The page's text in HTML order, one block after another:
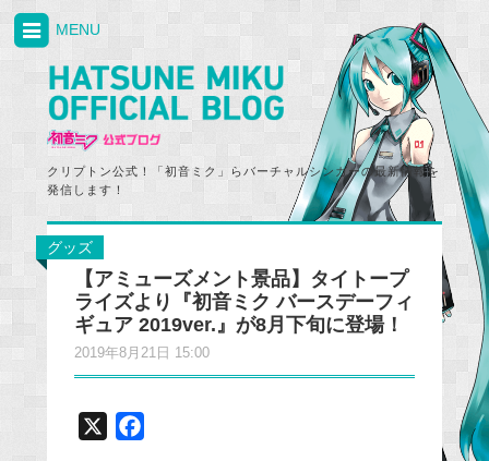
クリプトン公式！「初音ミク」らバーチャルシンガーの最新情報を
発信します！
MENU
グッズ
【アミューズメント景品】タイトープ
ライズより『初音ミク バースデーフィ
ギュア 2019ver.』が8月下旬に登場！
2019年8月21日 15:00